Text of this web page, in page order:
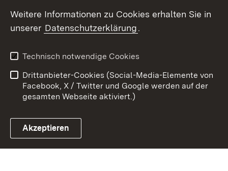
Link zum Landesportal
Kontakt
Datenschutz
Barrierefreiheit
Impressum Cookies
Weitere Informationen zu Cookies erhalten Sie in
unserer Datenschutzerklärung.
Technisch notwendige Cookies
Drittanbieter-Cookies (Social-Media-Elemente von
Facebook, X / Twitter und Google werden auf der
gesamten Webseite aktiviert.)
Akzeptieren